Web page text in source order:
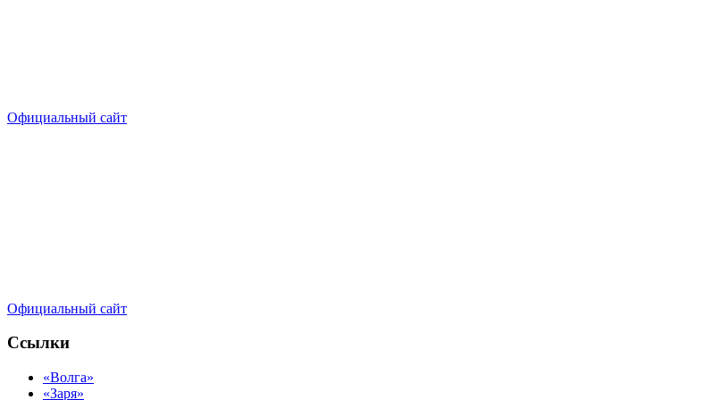
Официальный сайт
Официальный сайт
Ссылки
«Волга»
«Заря»